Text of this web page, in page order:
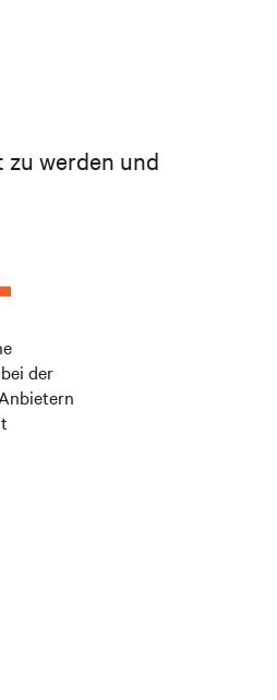
zu werden und
der